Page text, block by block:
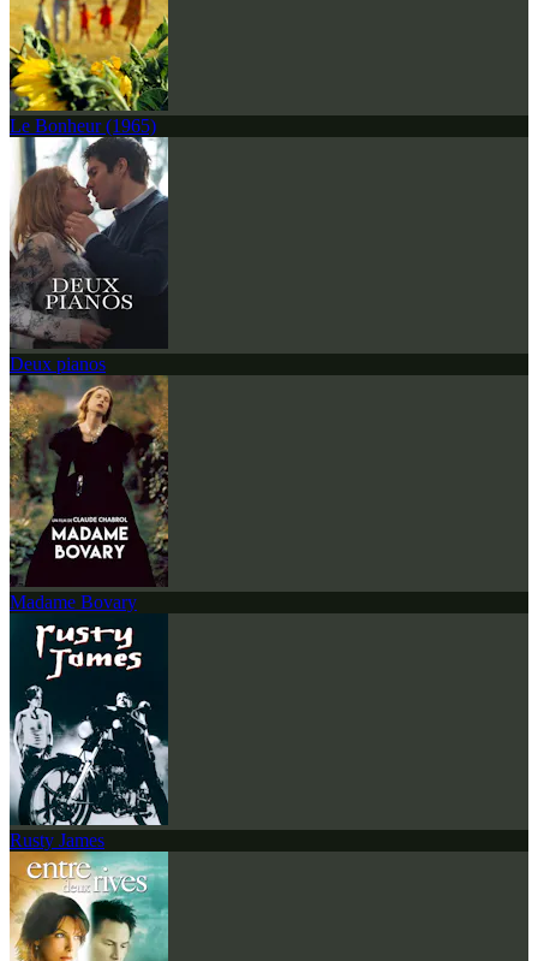
Le Bonheur (1965)
Deux pianos
Madame Bovary
Rusty James